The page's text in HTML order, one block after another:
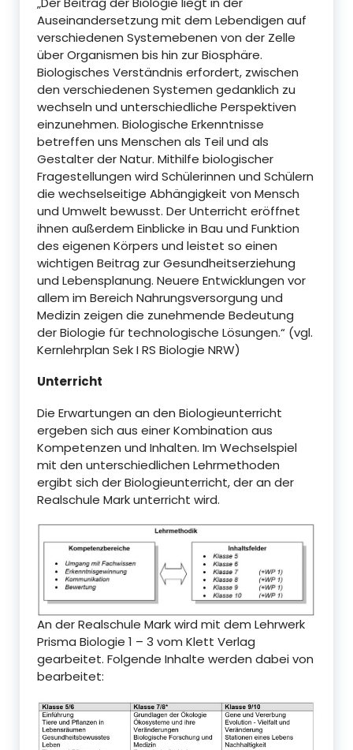
Auseinandersetzung mit dem Lebendigen auf
verschiedenen Systemebenen von der Zelle
über Organismen bis hin zur Biosphäre.
Biologisches Verständnis erfordert, zwischen
den verschiedenen Systemen gedanklich zu
wechseln und unterschiedliche Perspektiven
einzunehmen. Biologische Erkenntnisse
betreffen uns Menschen als Teil und als
Gestalter der Natur. Mithilfe biologischer
Fragestellungen wird Schülerinnen und Schülern
die wechselseitige Abhängigkeit von Mensch
und Umwelt bewusst. Der Unterricht eröffnet
ihnen außerdem Einblicke in Bau und Funktion
des eigenen Körpers und leistet so einen
wichtigen Beitrag zur Gesundheitserziehung
und Lebensplanung. Neuere Entwicklungen vor
allem im Bereich Nahrungsversorgung und
Medizin zeigen die zunehmende Bedeutung
der Biologie für technologische Lösungen.“ (vgl.
Kernlehrplan Sek I RS Biologie NRW)
Unterricht
Die Erwartungen an den Biologieunterricht
ergeben sich aus einer Kombination aus
Kompetenzen und Inhalten. Im Wechselspiel
mit den unterschiedlichen Lehrmethoden
ergibt sich der Biologieunterricht, der an der
Realschule Mark unterricht wird.
An der Realschule Mark wird mit dem Lehrwerk
Prisma Biologie 1 – 3 vom Klett Verlag
gearbeitet. Folgende Inhalte werden dabei von
bearbeitet: